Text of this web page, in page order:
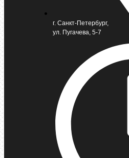
г. Санкт-Петербург,
ул. Пугачева, 5-7